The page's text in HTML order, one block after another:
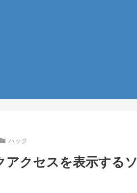
ハック
アクセスを表示する